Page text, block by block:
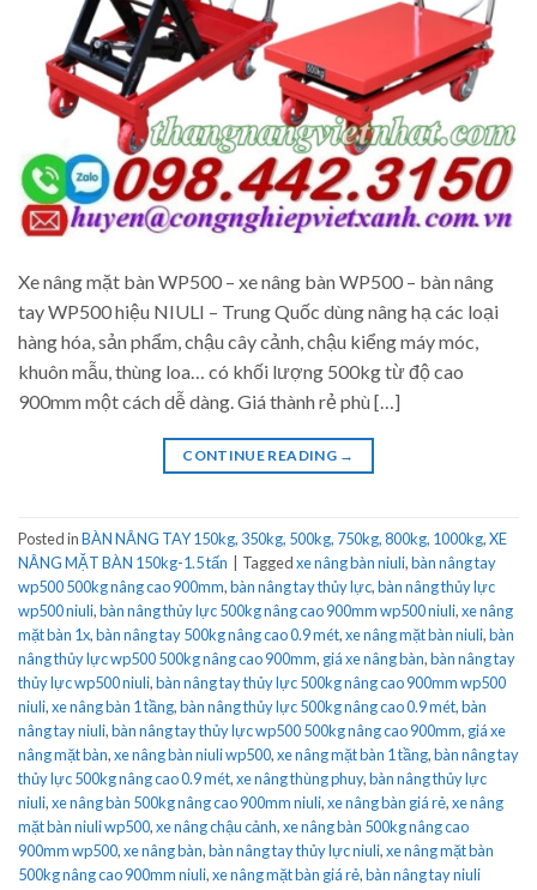
Xe nâng mặt bàn WP500 – xe nâng bàn WP500 – bàn nâng
tay WP500 hiệu NIULI – Trung Quốc dùng nâng hạ các loại
hàng hóa, sản phẩm, chậu cây cảnh, chậu kiểng máy móc,
khuôn mẫu, thùng loa… có khối lượng 500kg từ độ cao
900mm một cách dễ dàng. Giá thành rẻ phù […]
CONTINUE READING →
Posted inBÀN NÂNG TAY 150kg, 350kg, 500kg, 750kg, 800kg, 1000kg,XE
NÂNG MẶT BÀN 150kg-1.5 tấn
Taggedxe nâng bàn niuli,bàn nâng tay
wp500 500kg nâng cao 900mm,bàn nâng tay thủy lực,bàn nâng thủy lực
wp500 niuli,bàn nâng thủy lực 500kg nâng cao 900mm wp500 niuli,xe nâng
mặt bàn 1x,bàn nâng tay 500kg nâng cao 0.9 mét,xe nâng mặt bàn niuli,bàn
nâng thủy lực wp500 500kg nâng cao 900mm, giá xe nâng bàn,bàn nâng tay
thủy lực wp500 niuli,bàn nâng tay thủy lực 500kg nâng cao 900mm wp500
niuli,xe nâng bàn 1 tầng,bàn nâng thủy lực 500kg nâng cao 0.9 mét,bàn
nâng tay niuli,bàn nâng tay thủy lực wp500 500kg nâng cao 900mm, giá xe
nâng mặt bàn,xe nâng bàn niuli wp500,xe nâng mặt bàn 1 tầng,bàn nâng tay
thủy lực 500kg nâng cao 0.9 mét,xe nâng thùng phuy,bàn nâng thủy lực
niuli,xe nâng bàn 500kg nâng cao 900mm niuli,xe nâng bàn giá rẻ,xe nâng
mặt bàn niuli wp500,xe nâng chậu cảnh,xe nâng bàn 500kg nâng cao
900mm wp500,xe nâng bàn,bàn nâng tay thủy lực niuli,xe nâng mặt bàn
500kg nâng cao 900mm niuli,xe nâng mặt bàn giá rẻ,bàn nâng tay niuli